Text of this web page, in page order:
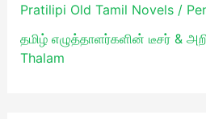
Pratilipi Old Tamil Novels /
தமிழ் எழுத்தாளர்களின் டீசர் &
Thalam